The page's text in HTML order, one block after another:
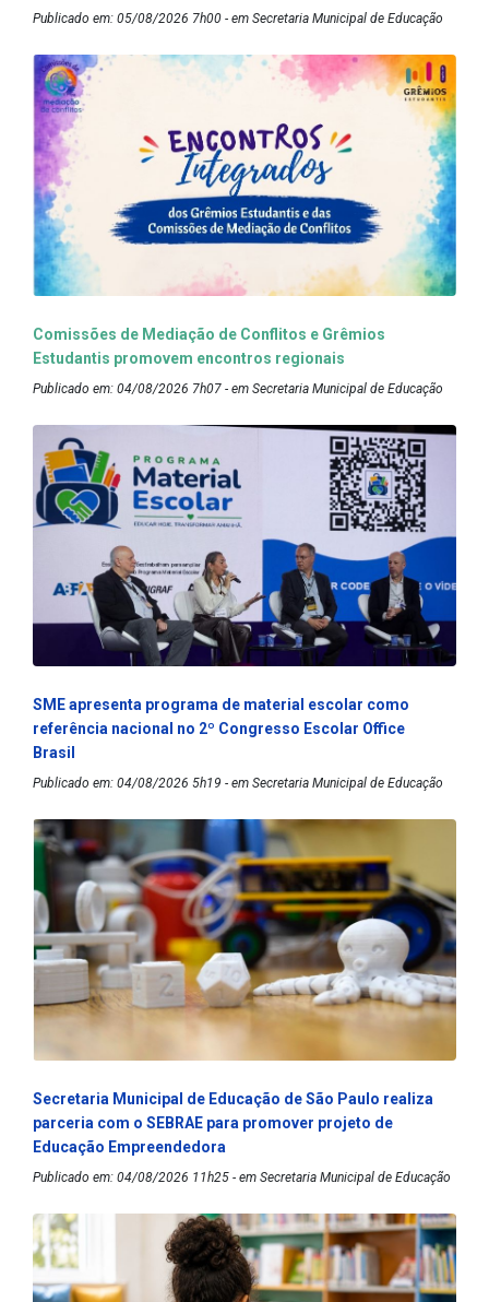
Publicado em: 05/08/2026 7h00 - em Secretaria Municipal de Educação
Comissões de Mediação de Conflitos e Grêmios
Estudantis promovem encontros regionais
Publicado em: 04/08/2026 7h07 - em Secretaria Municipal de Educação
SME apresenta programa de material escolar como
referência nacional no 2º Congresso Escolar Office
Brasil
Publicado em: 04/08/2026 5h19 - em Secretaria Municipal de Educação
Secretaria Municipal de Educação de São Paulo realiza
parceria com o SEBRAE para promover projeto de
Educação Empreendedora
Publicado em: 04/08/2026 11h25 - em Secretaria Municipal de Educação